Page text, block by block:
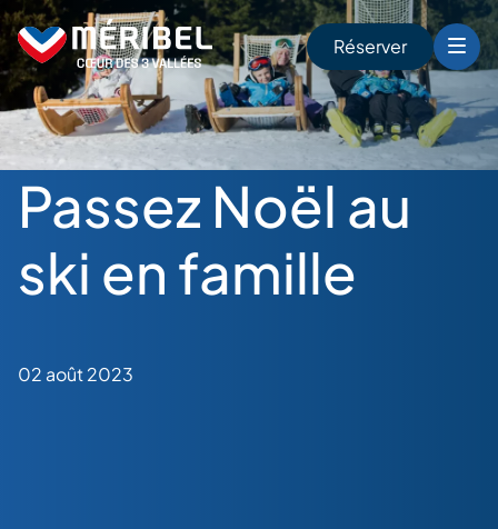
Skip
to
content
Réserver
Passez Noël au
ski en famille
02 août 2023